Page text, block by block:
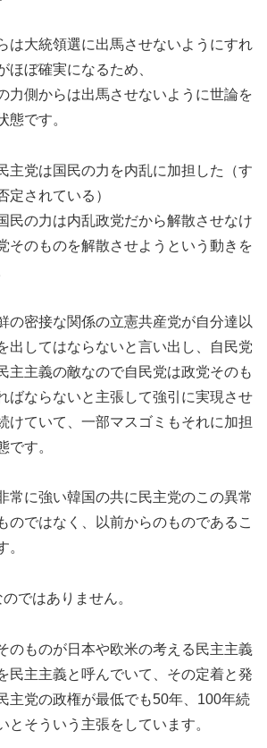
は大統領選に出馬させないようにすれ
ほぼ確実になるため、
力側からは出馬させないように世論を
態です。
主党は国民の力を内乱に加担した（す
定されている）
民の力は内乱政党だから解散させなけ
そのものを解散させようという動きを
の密接な関係の立憲共産党が自分達以
出してはならないと言い出し、自民党
主主義の敵なので自民党は政党そのも
ばならないと主張して強引に実現させ
けていて、一部マスゴミもそれに加担
です。
常に強い韓国の共に民主党のこの異常
のではなく、以前からのものであるこ
。
ではありません。
のものが日本や欧米の考える民主主義
民主主義と呼んでいて、その定着と発
主党の政権が最低でも50年、100年続
とそういう主張をしています。